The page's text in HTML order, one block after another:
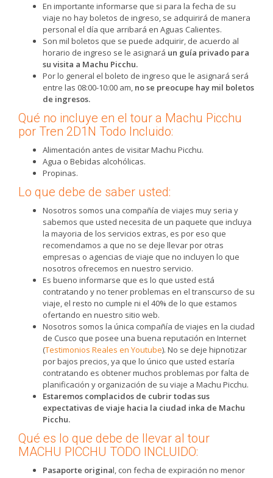
En importante informarse que si para la fecha de su
viaje no hay boletos de ingreso, se adquirirá de manera
personal el día que arribará en Aguas Calientes.
Son mil boletos que se puede adquirir, de acuerdo al
horario de ingreso se le asignará un guía privado para
su visita a Machu Picchu.
Por lo general el boleto de ingreso que le asignará será
entre las 08:00-10:00 am, no se preocupe hay mil boletos
de ingresos.
Qué no incluye en el tour a Machu Picchu
por Tren 2D1N Todo Incluido:
Alimentación antes de visitar Machu Picchu.
Agua o Bebidas alcohólicas.
Propinas.
Lo que debe de saber usted:
Nosotros somos una compañía de viajes muy seria y
sabemos que usted necesita de un paquete que incluya
la mayoria de los servicios extras, es por eso que
recomendamos a que no se deje llevar por otras
empresas o agencias de viaje que no incluyen lo que
nosotros ofrecemos en nuestro servicio.
Es bueno informarse que es lo que usted está
contratando y no tener problemas en el transcurso de su
viaje, el resto no cumple ni el 40% de lo que estamos
ofertando en nuestro sitio web.
Nosotros somos la única compañía de viajes en la ciudad
de Cusco que posee una buena reputación en Internet
(Testimonios Reales en Youtube). No se deje hipnotizar
por bajos precios, ya que lo único que usted estaría
contratando es obtener muchos problemas por falta de
planificación y organización de su viaje a Machu Picchu.
Estaremos complacidos de cubrir todas sus
expectativas de viaje hacia la ciudad inka de Machu
Picchu.
Qué es lo que debe de llevar al tour
MACHU PICCHU TODO INCLUIDO:
Pasaporte original, con fecha de expiración no menor